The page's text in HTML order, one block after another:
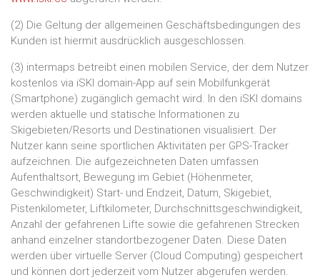
(2) Die Geltung der allgemeinen Geschäftsbedingungen des
Kunden ist hiermit ausdrücklich ausgeschlossen.
(3) intermaps betreibt einen mobilen Service, der dem Nutzer
kostenlos via iSKI domain-App auf sein Mobilfunkgerät
(Smartphone) zugänglich gemacht wird. In den iSKI domains
werden aktuelle und statische Informationen zu
Skigebieten/Resorts und Destinationen visualisiert. Der
Nutzer kann seine sportlichen Aktivitäten per GPS-Tracker
aufzeichnen. Die aufgezeichneten Daten umfassen
Aufenthaltsort, Bewegung im Gebiet (Höhenmeter,
Geschwindigkeit) Start- und Endzeit, Datum, Skigebiet,
Pistenkilometer, Liftkilometer, Durchschnittsgeschwindigkeit,
Anzahl der gefahrenen Lifte sowie die gefahrenen Strecken
anhand einzelner standortbezogener Daten. Diese Daten
werden über virtuelle Server (Cloud Computing) gespeichert
und können dort jederzeit vom Nutzer abgerufen werden.